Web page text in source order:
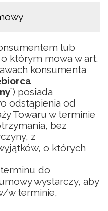
lub
którym mowa w art.
konsumenta
”) posiada
odstąpienia od
Towaru w terminie
bez
z
o których
do
wystarczy, aby
w terminie,